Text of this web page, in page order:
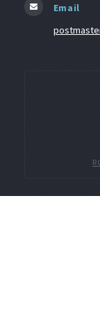
Email